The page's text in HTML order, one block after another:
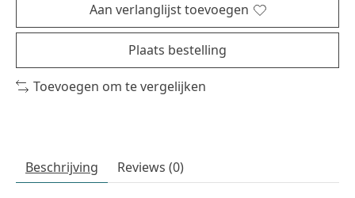
Aan verlanglijst toevoegen
Plaats bestelling
Toevoegen om te vergelijken
Beschrijving Reviews (0)